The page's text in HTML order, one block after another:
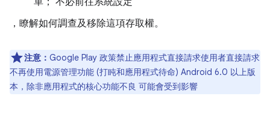
，瞭解如何調查及移除這項存取權。
注意： Google Play 政策禁止應用程式直接請求使用者直接請求
不再使用電源管理功能 (打盹和應用程式待命) Android 6.0 以上版
本，除非應用程式的核心功能不良 可能會受到影響